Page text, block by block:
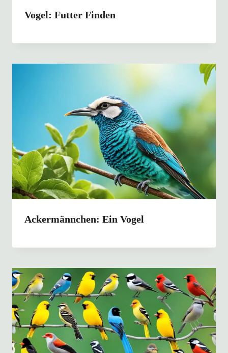
Vogel: Futter Finden
Ackermännchen: Ein Vogel